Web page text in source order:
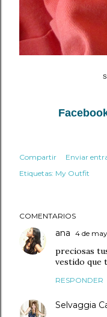
Compartir
Enviar
Etiquetas: My Outfit
COMENTARIOS
ana 4 de
preciosas
vestido que
RESPONDER
Selvaggia